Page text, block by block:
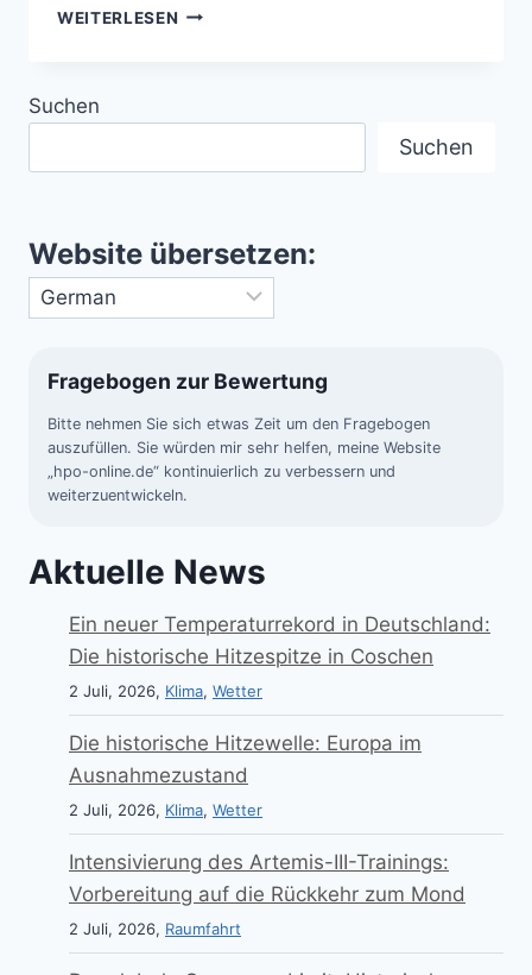
WEITERLESEN BANGKOK
Suchen
Suchen
Website übersetzen:
Fragebogen zur Bewertung
Bitte nehmen Sie sich etwas Zeit um den Fragebogen
auszufüllen. Sie würden mir sehr helfen, meine Website
„hpo-online.de“ kontinuierlich zu verbessern und
weiterzuentwickeln.
Aktuelle News
Ein neuer Temperaturrekord in Deutschland:
Die historische Hitzespitze in Coschen
2 Juli, 2026, Klima, Wetter
Die historische Hitzewelle: Europa im
Ausnahmezustand
2 Juli, 2026, Klima, Wetter
Intensivierung des Artemis-III-Trainings:
Vorbereitung auf die Rückkehr zum Mond
2 Juli, 2026, Raumfahrt